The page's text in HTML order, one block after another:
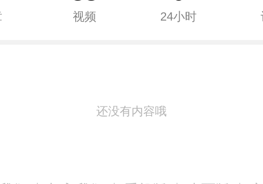
视频 24小时
还没有内容哦